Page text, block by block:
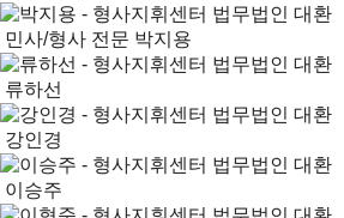
민사/형사 전문 박지용
류하선
강인경
이승주